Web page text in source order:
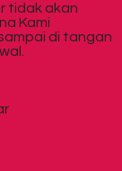
tidak akan
Kami
di tangan